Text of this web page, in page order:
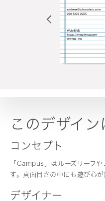
このデザイン
コンセプト
「Campus」はルーズリーフ
す。真面目さの中にも遊び心が
デザイナー